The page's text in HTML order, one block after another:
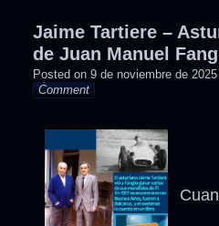
Jaime Tartiere –
de Juan Manuel
Posted on 9 de noviembre de
Comment